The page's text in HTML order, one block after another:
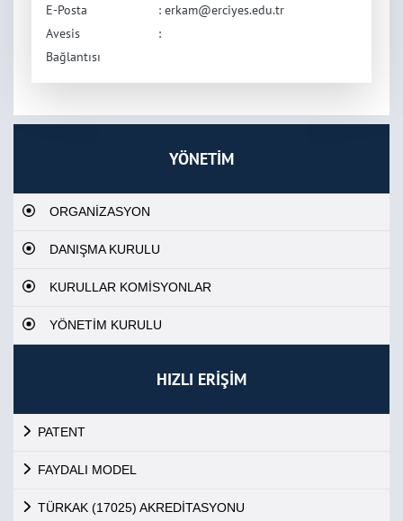
YÖNETİM
ORGANİZASYON
DANIŞMA KURULU
KURULLAR KOMİSYONLAR
YÖNETİM KURULU
HIZLI ERİŞİM
PATENT
FAYDALI MODEL
TÜRKAK (17025) AKREDİTASYONU
E-Posta
: erkam@erciyes.edu.tr
Avesis
Bağlantısı
: